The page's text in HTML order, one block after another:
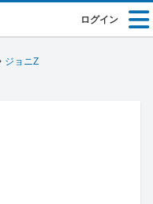
ログイン
ジョニZ